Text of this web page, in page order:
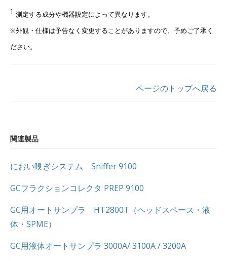
1 測定する成分や機器設定によって異なります。
※外観・仕様は予告なく変更することがありますので、予めご了承く
ださい。
ページのトップへ戻る
関連製品
におい嗅ぎシステム Sniffer 9100
GCフラクションコレクタ PREP 9100
GC用オートサンプラ HT2800T（ヘッドスペース・液
体・SPME）
GC用液体オートサンプラ 3000A/ 3100A / 3200A